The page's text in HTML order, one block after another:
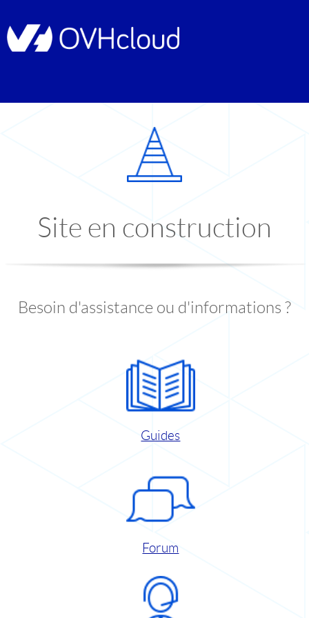
Site en construction
Besoin d'assistance ou d'informations ?
Guides
Forum